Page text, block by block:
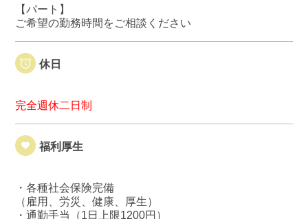
【パート】
ご希望の勤務時間をご相談ください
休日
完全週休二日制
福利厚生
・各種社会保険完備
（雇用、労災、健康、厚生）
・通勤手当（1日上限1200円）